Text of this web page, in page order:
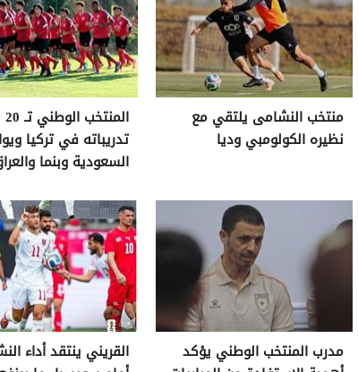
منتخب النشامى يلتقي مع
نظيره الكولومبي وديا
تدريباته في تركيا
السعودية وبنما
مدرب المنتخب الوطني يؤكد
القريني ينتقد أداء